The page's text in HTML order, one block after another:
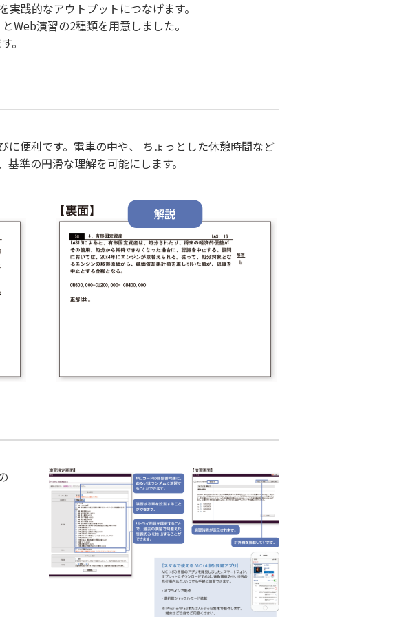
践的なアウトプットにつなげます。
Web演習の2種類を用意しました。
。
便利です。電車の中や、 ちょっとした休憩時間など
準の円滑な理解を可能にします。